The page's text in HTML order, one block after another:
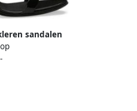
sandalen